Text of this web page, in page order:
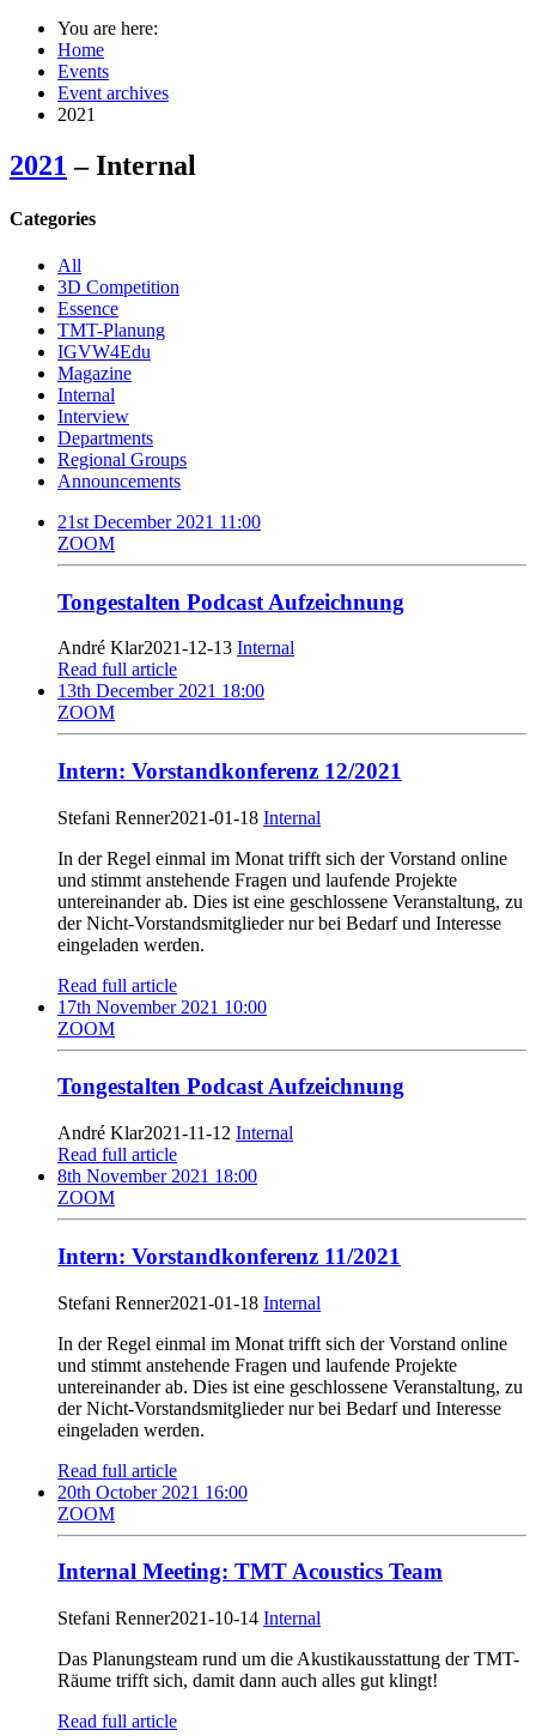
You are here:
Home
Events
Event archives
2021
2021 – Internal
Categories
All
3D Competition
Essence
TMT-Planung
IGVW4Edu
Magazine
Internal
Interview
Departments
Regional Groups
Announcements
21st December 2021 11:00
ZOOM
Tongestalten Podcast Aufzeichnung
André Klar2021-12-13 Internal
Read full article
13th December 2021 18:00
ZOOM
Intern: Vorstandkonferenz 12/2021
Stefani Renner2021-01-18 Internal
In der Regel einmal im Monat trifft sich der Vorstand online
und stimmt anstehende Fragen und laufende Projekte
untereinander ab. Dies ist eine geschlossene Veranstaltung, zu
der Nicht-Vorstandsmitglieder nur bei Bedarf und Interesse
eingeladen werden.
Read full article
17th November 2021 10:00
ZOOM
Tongestalten Podcast Aufzeichnung
André Klar2021-11-12 Internal
Read full article
8th November 2021 18:00
ZOOM
Intern: Vorstandkonferenz 11/2021
Stefani Renner2021-01-18 Internal
In der Regel einmal im Monat trifft sich der Vorstand online
und stimmt anstehende Fragen und laufende Projekte
untereinander ab. Dies ist eine geschlossene Veranstaltung, zu
der Nicht-Vorstandsmitglieder nur bei Bedarf und Interesse
eingeladen werden.
Read full article
20th October 2021 16:00
ZOOM
Internal Meeting: TMT Acoustics Team
Stefani Renner2021-10-14 Internal
Das Planungsteam rund um die Akustikausstattung der TMT-
Räume trifft sich, damit dann auch alles gut klingt!
Read full article